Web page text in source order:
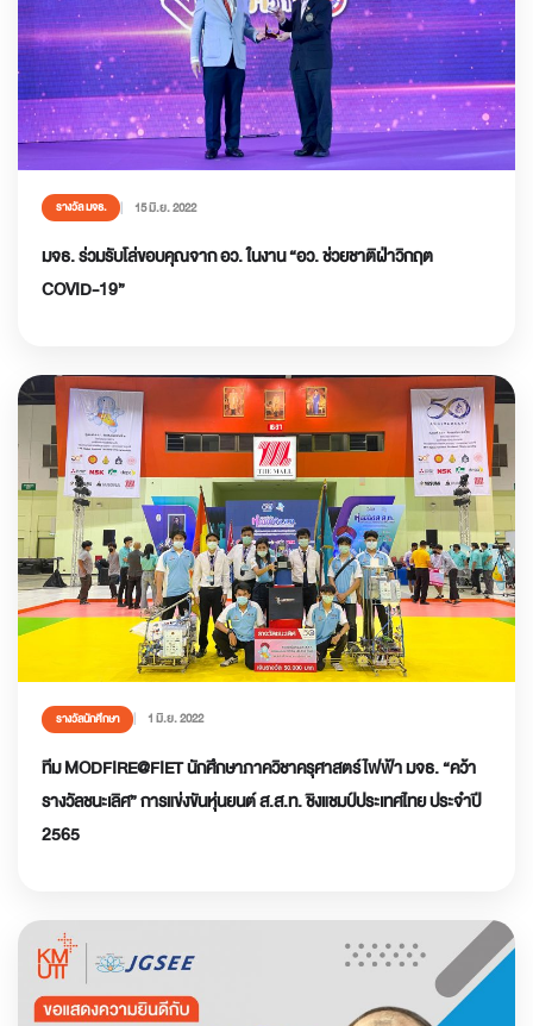
รางวัล มจธ. 15 มิ.ย. 2022
มจธ. ร่วมรับโล่ขอบคุณจาก อว. ในงาน “อว. ช่วยชาติฝ่าวิกฤต
COVID-19”
รางวัลนักศึกษา 1 มิ.ย. 2022
ทีม MODFIRE@FIET นักศึกษาภาควิชาครุศาสตร์ไฟฟ้า มจธ. “คว้า
รางวัลชนะเลิศ” การแข่งขันหุ่นยนต์ ส.ส.ท. ชิงแชมป์ประเทศไทย ประจำปี
2565